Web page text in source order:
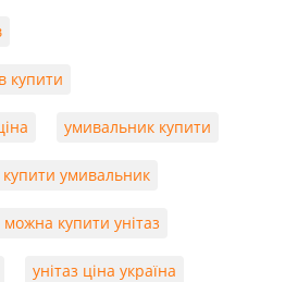
купити
умивальник купити
купити умивальник
можна купити унітаз
унітаз ціна україна